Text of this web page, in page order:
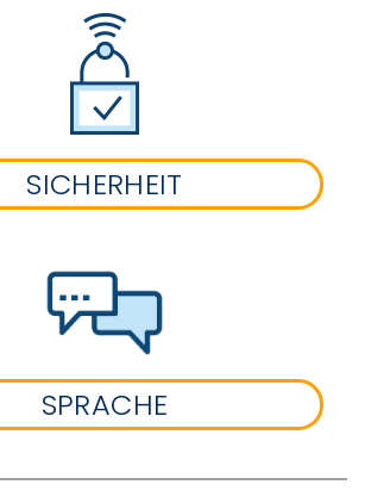
SICHERHEIT
SPRACHE